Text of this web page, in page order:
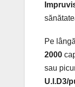
Pe
2000
sau
U.I.D3/